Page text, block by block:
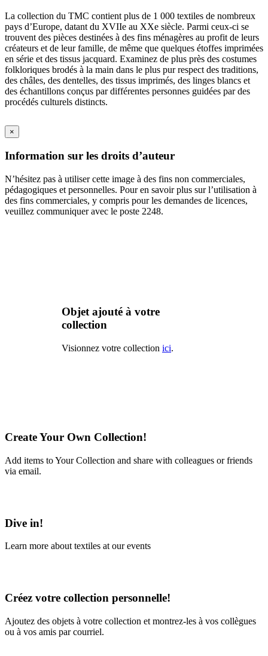
La collection du TMC contient plus de 1 000 textiles de nombreux
pays d’Europe, datant du XVIIe au XXe siècle. Parmi ceux-ci se
trouvent des pièces destinées à des fins ménagères au profit de leurs
créateurs et de leur famille, de même que quelques étoffes imprimées
en série et des tissus jacquard. Examinez de plus près des costumes
folkloriques brodés à la main dans le plus pur respect des traditions,
des châles, des dentelles, des tissus imprimés, des linges blancs et
des échantillons conçus par différentes personnes guidées par des
procédés culturels distincts.
×
Information sur les droits d’auteur
N’hésitez pas à utiliser cette image à des fins non commerciales,
pédagogiques et personnelles. Pour en savoir plus sur l’utilisation à
des fins commerciales, y compris pour les demandes de licences,
veuillez communiquer avec le poste 2248.
Objet ajouté à votre
collection
Visionnez votre collection ici.
Create Your Own Collection!
Add items to Your Collection and share with colleagues or friends
via email.
Dive in!
Learn more about textiles at our events
Créez votre collection personnelle!
Ajoutez des objets à votre collection et montrez-les à vos collègues
ou à vos amis par courriel.